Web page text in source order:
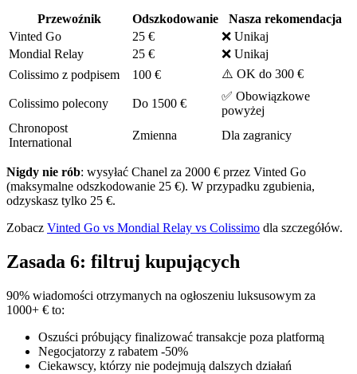
Przewoźnik Odszkodowanie
Nasza rekomendacja
Vinted Go
25 €
❌ Unikaj
Mondial Relay
25 €
❌ Unikaj
Colissimo z podpisem
100 € ⚠️ OK do 300 €
Colissimo polecony Do 1500 €
✅ Obowiązkowe
powyżej
Chronopost
International
Zmienna Dla zagranicy
Nigdy nie rób: wysyłać Chanel za 2000 € przez Vinted Go
(maksymalne odszkodowanie 25 €). W przypadku zgubienia,
odzyskasz tylko 25 €.
Zobacz Vinted Go vs Mondial Relay vs Colissimo dla szczegółów.
Zasada 6: filtruj kupujących
90% wiadomości otrzymanych na ogłoszeniu luksusowym za
1000+ € to:
Oszuści próbujący finalizować transakcje poza platformą
Negocjatorzy z rabatem -50%
Ciekawscy, którzy nie podejmują dalszych działań